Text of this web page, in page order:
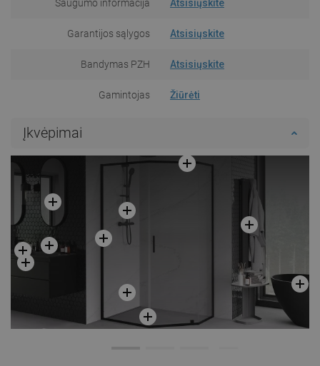
Saugumo informacija Atsisiųskite
Garantijos sąlygos Atsisiųskite
Bandymas PZH Atsisiųskite
Gamintojas Žiūrėti
Įkvėpimai